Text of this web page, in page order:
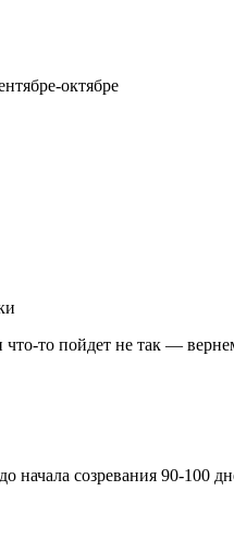
октябре
что-то пойдет не так —
созревания 90-